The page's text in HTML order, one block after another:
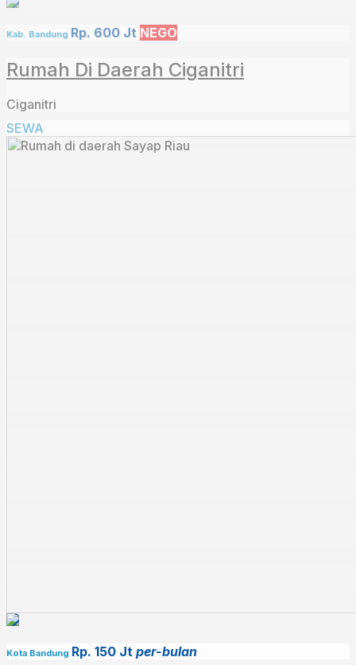
Kab. Bandung Rp. 600 Jt NEGO
Rumah Di Daerah Ciganitri
Ciganitri
SEWA
Kota Bandung Rp. 150 Jt per-bulan